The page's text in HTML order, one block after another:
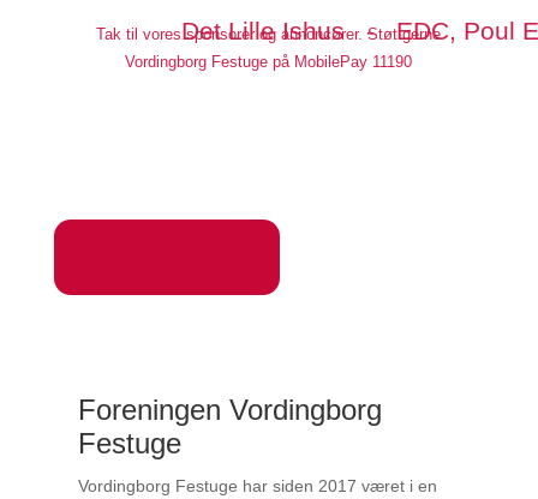
Tak til vores sponsorer og annoncører. Støt gerne
Vordingborg Festuge på MobilePay 11190
Det Lille Ishus - EDC,
Foreningen Vordingborg
Festuge
Vordingborg Festuge har siden 2017 været i en